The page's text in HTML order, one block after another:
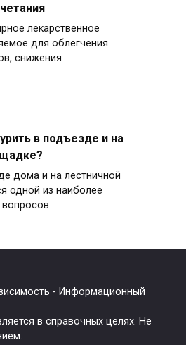
лекарственное
для облегчения
снижения
в подъезде и на
дома и на лестничной
одной из наиболее
- Информационный
в справочных целях. Не